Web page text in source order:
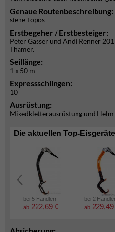
Genaue Routenbeschreibung:
siehe Topos
Erstbegeher / Erstbesteiger:
Peter Gasser und Andi Renner
Thamer.
Seillänge:
1 x 50 m
Expressschlingen:
10
Ausrüstung:
Mixedkletterausrüstung und Helm
Die aktuellen Top-Eisgeräte
bei 5 Händlern
ab 222,69 €
bei 2
ab 229,49